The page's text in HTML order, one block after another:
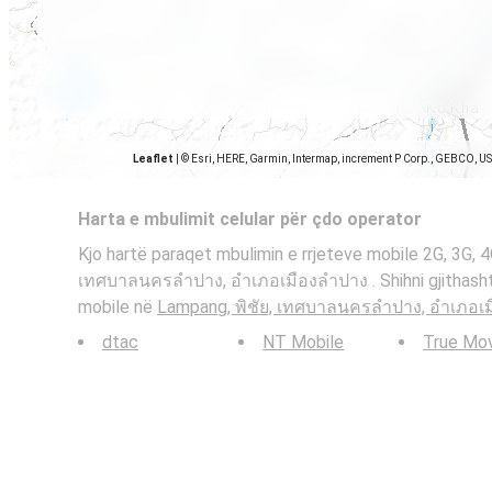
Leaflet © Esri, HERE, Garmin, Intermap, increment P Corp., GEBCO,
Harta e mbulimit celular për çdo operator
Kjo hartë paraqet mbulimin e rrjeteve mobile 2G, 3G,
เทศบาลนครลำปาง, อำเภอเมืองลำปาง . Shihni
mobile në Lampang, พิชัย, เทศบาลนครลำปาง, อำเภอ
dtac
NT Mobile True